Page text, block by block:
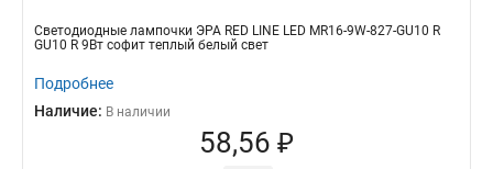
Светодиодные лампочки ЭРА RED LINE LED MR16-9W-827-GU10 R
GU10 R 9Вт софит теплый белый свет
Подробнее
Наличие: В наличии
58,56 ₽